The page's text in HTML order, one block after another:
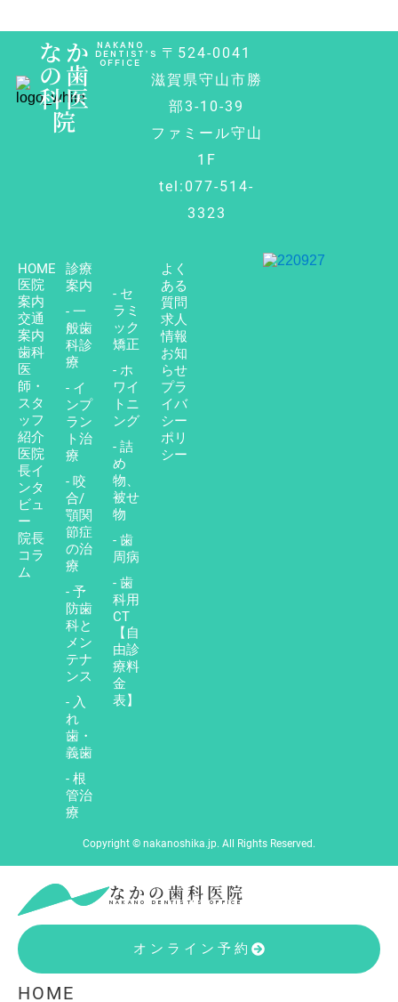
なか
の歯
科医
院
NAKANO
DENTIST’S
OFFICE
〒524-0041
滋賀県守山市勝
部3-10-39
ファミール守山
1F
tel:077-514-
3323
HOME
医院
案内
交通
案内
歯科
医
師・
スタ
ッフ
紹介
医院
長イ
ンタ
ビュ
ー
院長
コラ
ム
診療
案内
- 一
般歯
科診
療
- イ
ンプ
ラン
ト治
療
- 咬
合/
顎関
節症
の治
療
- 予
防歯
科と
メン
テナ
ンス
- 入
れ
歯・
義歯
- 根
管治
療
- セ
ラミ
ック
矯正
- ホ
ワイ
トニ
ング
- 詰
め
物、
被せ
物
- 歯
周病
- 歯
科用
CT
【自
由診
療料
金
表】
よく
ある
質問
求人
情報
お知
らせ
プラ
イバ
シー
ポリ
シー
Copyright © nakanoshika.jp. All Rights Reserved.
なかの歯科医院
NAKANO DENTIST’S OFFICE
オンライン予約
HOME